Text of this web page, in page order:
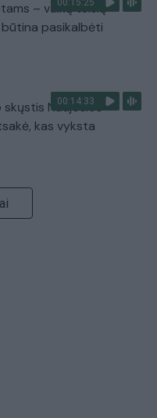
00:15:25
– vaikų teisių
pasikalbėti
00:14:33
Naujosios
kas vyksta